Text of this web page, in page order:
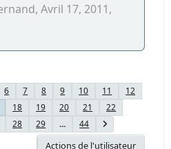
Avril 17, 2011,
6 7 8 9 10 11
12
18 19 20 21
22
28 29 ... 44
Actions de l'utilisateur